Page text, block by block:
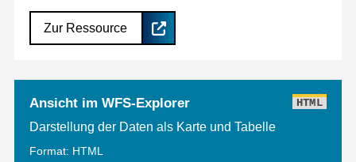
Zur Ressource
Ansicht im WFS-Explorer HTML
Darstellung der Daten als Karte und Tabelle
Format: HTML